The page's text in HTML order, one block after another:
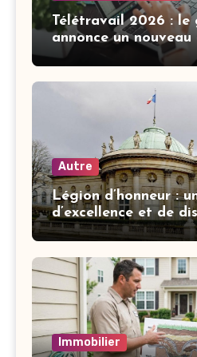
Télétravail 2026 : le
annonce un
Autre
Légion d’honneur :
d’excellence et de
française
Immobilier